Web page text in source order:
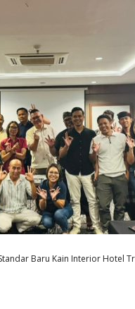
Baru Kain Interior Hotel